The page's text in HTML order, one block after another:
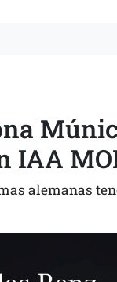
IAA
alemanas